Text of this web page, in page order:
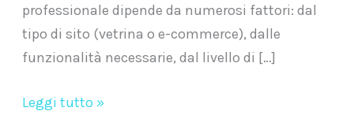
professionale dipende da numerosi fattori: dal
tipo di sito (vetrina o e-commerce), dalle
funzionalità necessarie, dal livello di […]
Leggi tutto »